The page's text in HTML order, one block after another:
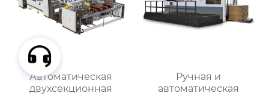
Автоматическая
двухсекционная
Ручная и
автоматическая